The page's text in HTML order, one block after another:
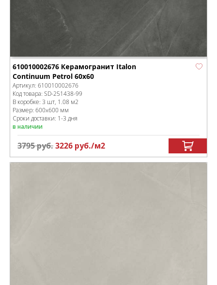
610010002676 Керамогранит Italon
Continuum Petrol 60x60
Артикул: 610010002676
Код товара: SD-251438-99
В коробке: 3 шт, 1.08 м2
Размер: 600x600 мм
Сроки доставки: 1-3 дня
в наличии
3795руб.3226 руб./м2